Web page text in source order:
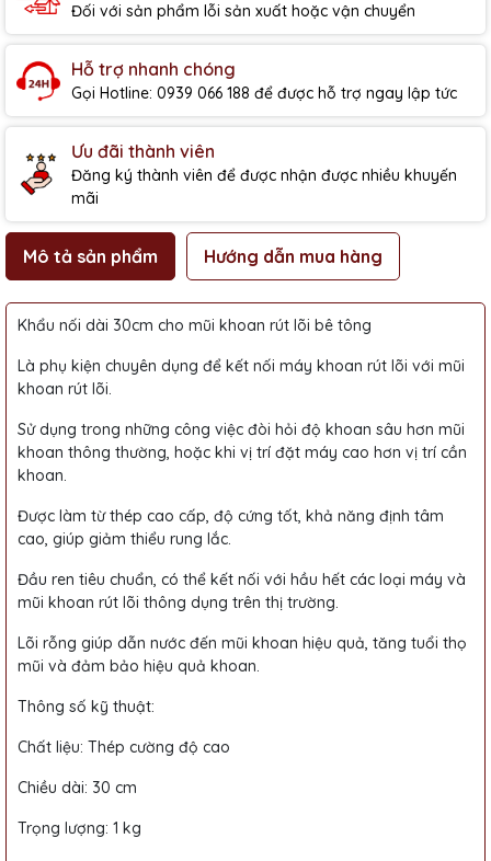
Đối với sản phẩm lỗi sản xuất hoặc vận chuyển
Hỗ trợ nhanh chóng
Gọi Hotline: 0939 066 188 để được hỗ trợ ngay lập tức
Ưu đãi thành viên
Đăng ký thành viên để được nhận được nhiều khuyến
mãi
Mô tả sản phẩm Hướng dẫn mua hàng
Khẩu nối dài 30cm cho mũi khoan rút lõi bê tông
Là phụ kiện chuyên dụng để kết nối máy khoan rút lõi với mũi
khoan rút lõi.
Sử dụng trong những công việc đòi hỏi độ khoan sâu hơn mũi
khoan thông thường, hoặc khi vị trí đặt máy cao hơn vị trí cần
khoan.
Được làm từ thép cao cấp, độ cứng tốt, khả năng định tâm
cao, giúp giảm thiểu rung lắc.
Đầu ren tiêu chuẩn, có thể kết nối với hầu hết các loại máy và
mũi khoan rút lõi thông dụng trên thị trường.
Lõi rỗng giúp dẫn nước đến mũi khoan hiệu quả, tăng tuổi thọ
mũi và đảm bảo hiệu quả khoan.
Thông số kỹ thuật:
Chất liệu: Thép cường độ cao
Chiều dài: 30 cm
Trọng lượng: 1 kg